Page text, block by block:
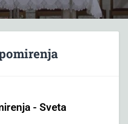
- Sveta